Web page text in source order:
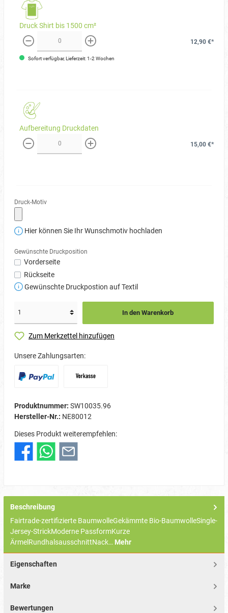
Druck Shirt bis 1500 cm²
weniger mehr
12,90 €*
Sofort verfügbar, Lieferzeit: 1-2 Wochen
Aufbereitung Druckdaten
weniger mehr
15,00 €*
Druck-Motiv
Hier können Sie Ihr Wunschmotiv hochladen
Gewünschte Druckposition
Vorderseite
Rückseite
Gewünschte Druckpostion auf Textil
In den Warenkorb
Zum Merkzettel hinzufügen
Unsere Zahlungsarten:
Produktnummer: SW10035.96
Hersteller-Nr.: NE80012
Dieses Produkt weiterempfehlen:
Beschreibung
Fairtrade-zertifizierte BaumwolleGekämmte Bio-BaumwolleSingle-
Jersey-StrickModerne PassformKurze
ÄrmelRundhalsausschnittNack… Mehr
Eigenschaften
Marke
Bewertungen